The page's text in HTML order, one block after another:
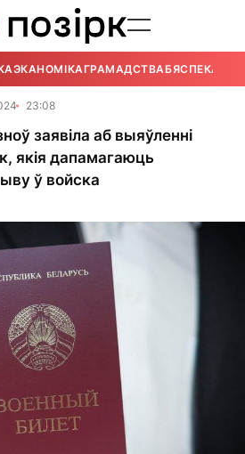
ЭКАНОМІКАГРАМАДСТВАБЯСПЕКА
23:08
заявіла аб выяўленні
якія дапамагаюць
ў войска